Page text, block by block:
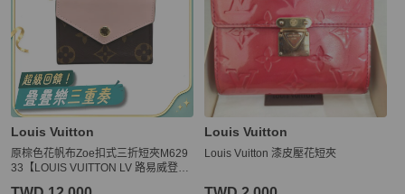
Louis Vuitton
原棕色花帆布Zoe扣式三折短夾M629
33【LOUIS VUITTON LV 路易威登】
Louis Vuitton
Louis Vuitton 漆皮壓花短夾